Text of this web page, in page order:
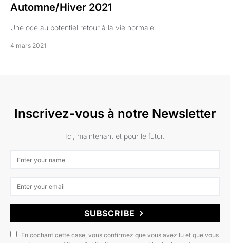
Automne/Hiver 2021
Une ode au potentiel retour à la vie normale.
4 mars 2021
Inscrivez-vous à notre Newsletter
Ici, maintenant et pour le futur.
SUBSCRIBE
En cochant cette case, vous confirmez que vous avez lu et que vous